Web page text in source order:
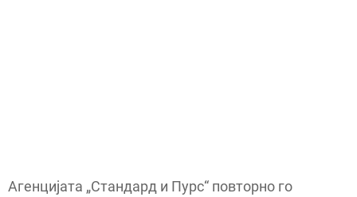
Агенцијата „Стандард и Пурс“ повторно го